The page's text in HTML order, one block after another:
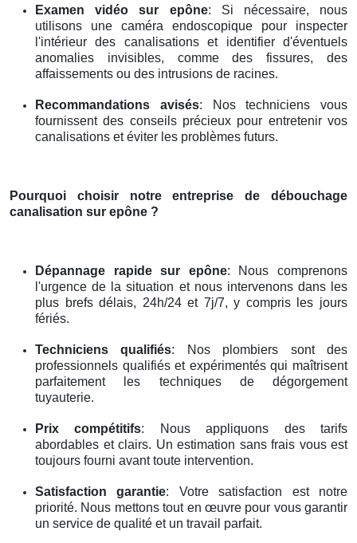
Examen vidéosur epône: Si nécessaire, nous
utilisons une caméra endoscopique pour inspecter
l'intérieur des canalisations et identifier d'éventuels
anomalies invisibles, comme des fissures, des
affaissements ou des intrusions de racines.
Recommandations avisés: Nos techniciens vous
fournissent des conseils précieux pour entretenir vos
canalisations et éviter les problèmes futurs.
Pourquoi choisir notre entreprise de débouchage
canalisation sur epône ?
Dépannage rapidesur epône: Nous comprenons
l'urgence de la situation et nous intervenons dans les
plus brefs délais, 24h/24 et 7j/7, y compris les jours
fériés.
Techniciens qualifiés: Nos plombiers sont des
professionnels qualifiés et expérimentés qui maîtrisent
parfaitement les techniques de dégorgement
tuyauterie.
Prix compétitifs: Nous appliquons des tarifs
abordables et clairs. Un estimation sans frais vous est
toujours fourni avant toute intervention.
Satisfaction garantie: Votre satisfaction est notre
priorité. Nous mettons tout en œuvre pour vous garantir
un service de qualité et un travail parfait.